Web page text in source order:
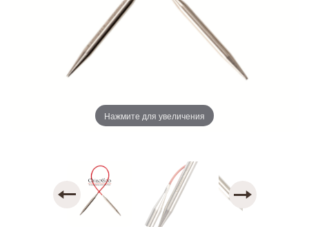
Нажмите для увеличения